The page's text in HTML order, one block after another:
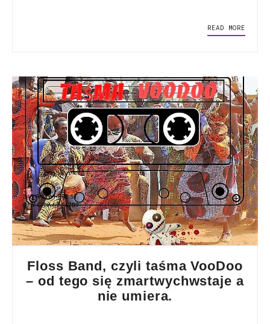
READ MORE
Floss Band, czyli taśma VooDoo
– od tego się zmartwychwstaje a
nie umiera.